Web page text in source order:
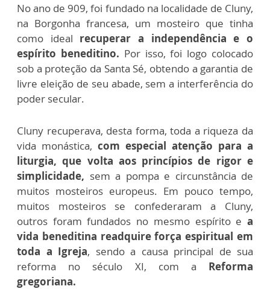
No ano de 909, foi fundado na localidade de Cluny,
na Borgonha francesa, um mosteiro que tinha
como ideal recuperar a independência e o
espírito beneditino. Por isso, foi logo colocado
sob a proteção da Santa Sé, obtendo a garantia de
livre eleição de seu abade, sem a interferência do
poder secular.
Cluny recuperava, desta forma, toda a riqueza da
vida monástica, com especial atenção para a
liturgia, que volta aos princípios de rigor e
simplicidade, sem a pompa e circunstância de
muitos mosteiros europeus. Em pouco tempo,
muitos mosteiros se confederaram a Cluny,
outros foram fundados no mesmo espírito e a
vida beneditina readquire força espiritual em
toda a Igreja, sendo a causa principal de sua
reforma no século XI, com a Reforma
gregoriana.